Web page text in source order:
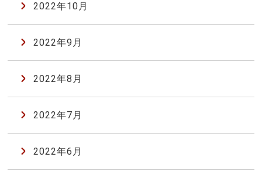
2022年10月
2022年9月
2022年8月
2022年7月
2022年6月